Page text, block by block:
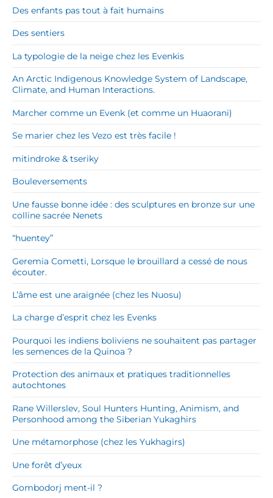
Des enfants pas tout à fait humains
Des sentiers
La typologie de la neige chez les Evenkis
An Arctic Indigenous Knowledge System of Landscape,
Climate, and Human Interactions.
Marcher comme un Evenk (et comme un Huaorani)
Se marier chez les Vezo est très facile !
mitindroke & tseriky
Bouleversements
Une fausse bonne idée : des sculptures en bronze sur une
colline sacrée Nenets
“huentey”
Geremia Cometti, Lorsque le brouillard a cessé de nous
écouter.
L’âme est une araignée (chez les Nuosu)
La charge d’esprit chez les Evenks
Pourquoi les indiens boliviens ne souhaitent pas partager
les semences de la Quinoa ?
Protection des animaux et pratiques traditionnelles
autochtones
Rane Willerslev, Soul Hunters Hunting, Animism, and
Personhood among the Siberian Yukaghirs
Une métamorphose (chez les Yukhagirs)
Une forêt d’yeux
Gombodorj ment-il ?